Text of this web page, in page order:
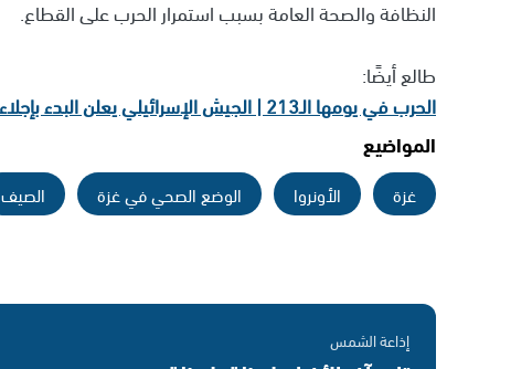
النظافة والصحة العامة بسبب استمرار الحرب على القطاع.
طالع أيضًا:
الحرب في يومها الـ213 | الجيش الإسرائيلي يعلن البدء بإجلاء الفلسطينيين من رفح
المواضيع
غزة الأونروا الوضع الصحي في غزة الصيف
إذاعة الشمس